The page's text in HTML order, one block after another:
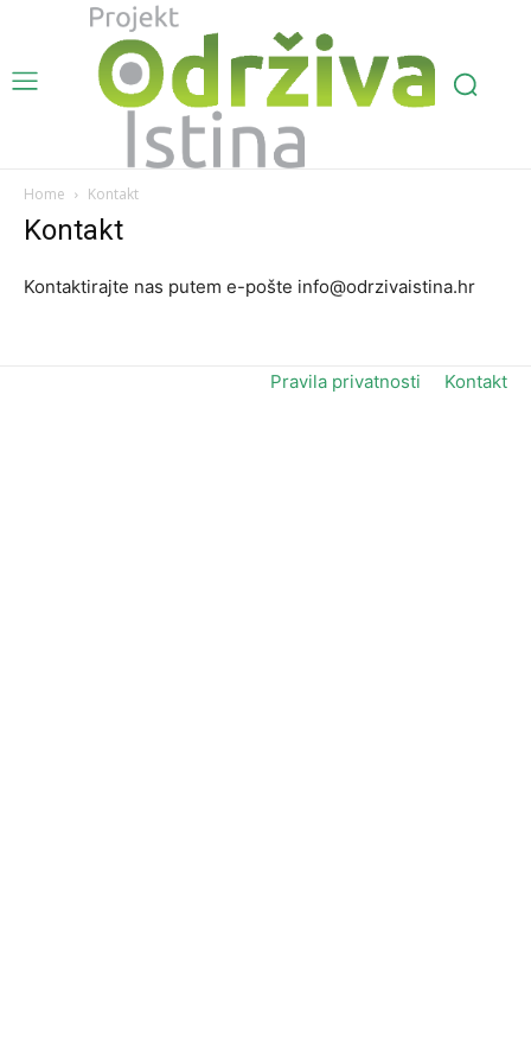
Home Kontakt
Kontakt
Kontaktirajte nas putem e-pošte info@odrzivaistina.hr
Pravila privatnosti Kontakt